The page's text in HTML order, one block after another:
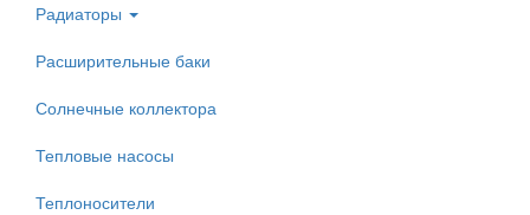
Радиаторы
Расширительные баки
Солнечные коллектора
Тепловые насосы
Теплоносители